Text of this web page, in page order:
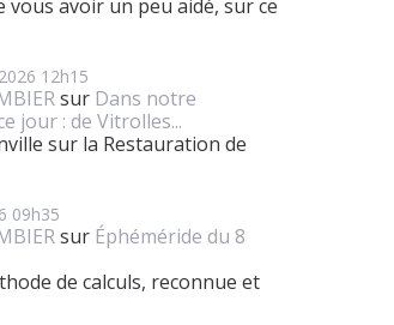
vous avoir un peu aidé, sur ce
12h15
sur Dans notre
jour : de Vitrolles...
sur la Restauration de
09h35
sur Éphéméride du 8
de calculs, reconnue et